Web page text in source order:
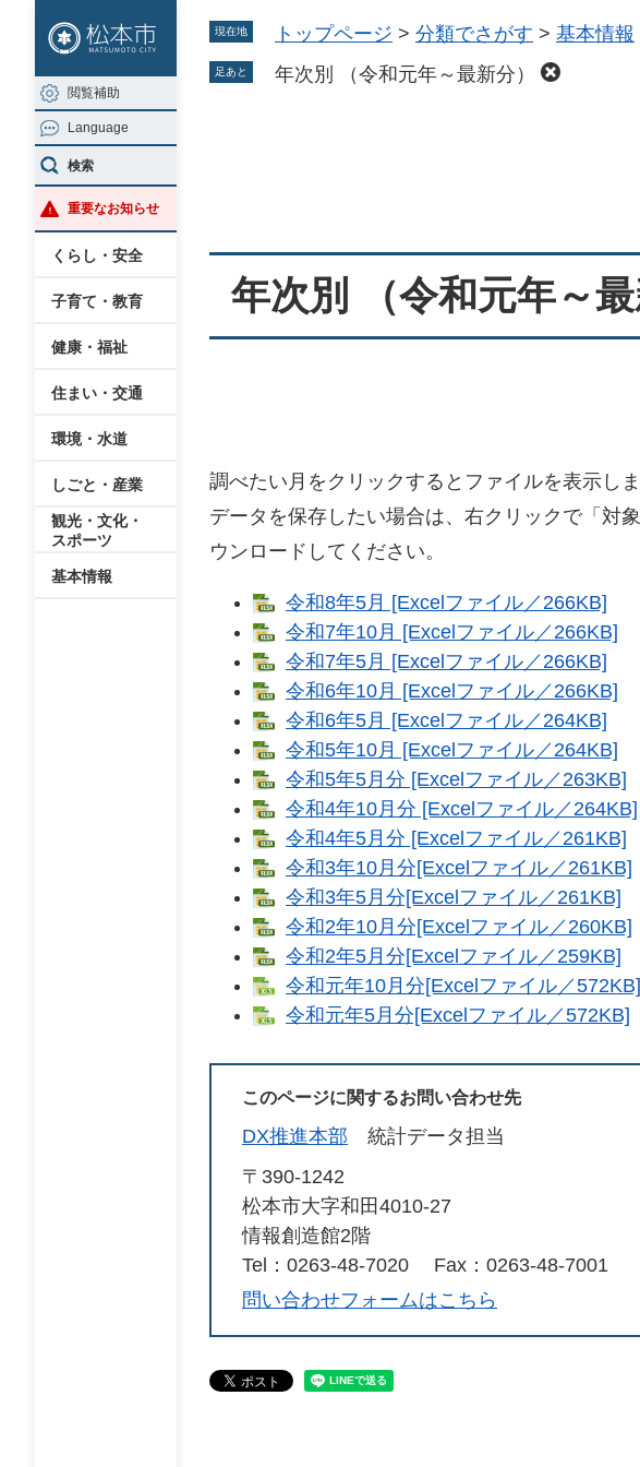
ジ
の
先
頭
で
す
ュ
ー
を
飛
ば
し
閲覧補助
Language
検索
重要なお知らせ
くらし・安全
子育て・教育
健康・福祉
住まい・交通
環境・水道
しごと・産業
観光・文化・
スポーツ
基本情報
現在地 トップページ > 分類でさがす > 基本情報
足あと 年次別 （令和元年～最新分）
年次別 （令和元年～最
調べたい月をクリックするとファイルを表示しま
データを保存したい場合は、右クリックで「対
ウンロードしてください。
令和8年5月 [Excelファイル／266KB]
令和7年10月 [Excelファイル／266KB]
令和7年5月 [Excelファイル／266KB]
令和6年10月 [Excelファイル／266KB]
令和6年5月 [Excelファイル／264KB]
令和5年10月 [Excelファイル／264KB]
令和5年5月分 [Excelファイル／263KB]
令和4年10月分 [Excelファイル／264KB]
令和4年5月分 [Excelファイル／261KB]
令和3年10月分[Excelファイル／261KB]
令和3年5月分[Excelファイル／261KB]
令和2年10月分[Excelファイル／260KB]
令和2年5月分[Excelファイル／259KB]
令和元年10月分[Excelファイル／572KB]
令和元年5月分[Excelファイル／572KB]
このページに関するお問い合わせ先
DX推進本部
統計データ担当
〒390-1242
松本市大字和田4010‐27
情報創造館2階
Tel：0263‐48‐7020
Fax：0263‐48‐7001
問い合わせフォームはこちら